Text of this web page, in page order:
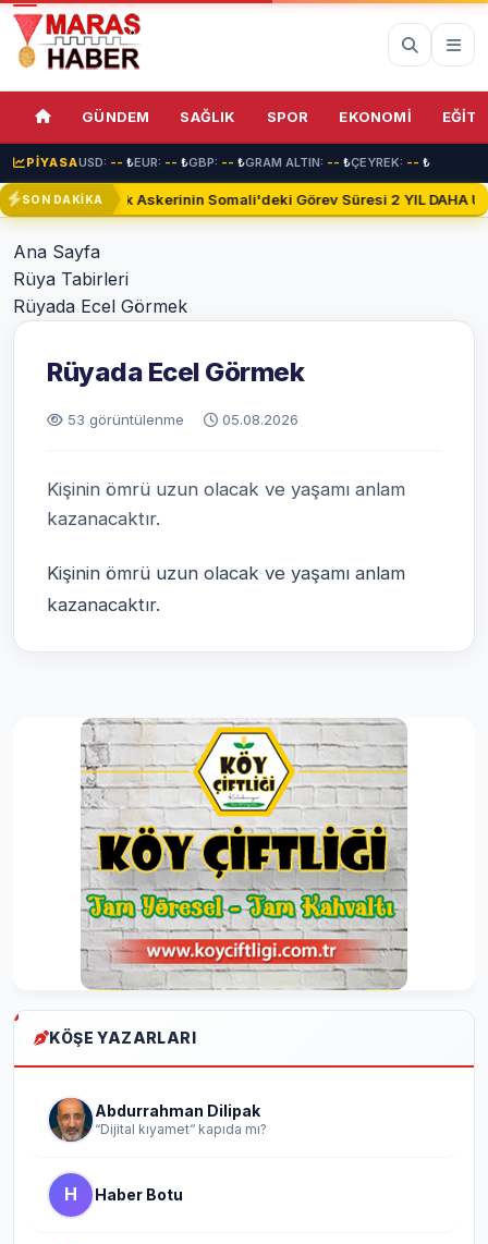
GÜNDEM SAĞLIK SPOR EKONOMİ
PİYASAUSD: -- ₺EUR: -- ₺GBP: -- ₺GRAM ALTIN: -- ₺ÇEYREK: -- ₺
SON DAKİKATürk Askerinin Somali'deki Görev Süresi 2 YIL DAHA
Ana Sayfa
Rüya Tabirleri
Rüyada Ecel Görmek
Rüyada Ecel Görmek
53 görüntülenme 05.08.2026
Kişinin ömrü uzun olacak ve yaşamı anlam
kazanacaktır.
Kişinin ömrü uzun olacak ve yaşamı anlam
kazanacaktır.
KÖŞE YAZARLARI
Abdurrahman Dilipak
“Dijital kıyamet“ kapıda mı?
H Haber Botu